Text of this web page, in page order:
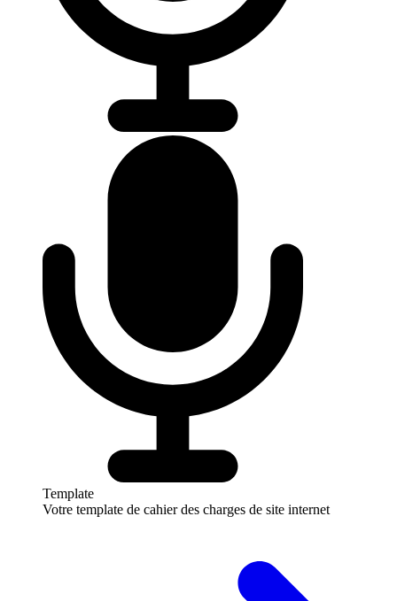
Template
Votre template de cahier des charges de site internet